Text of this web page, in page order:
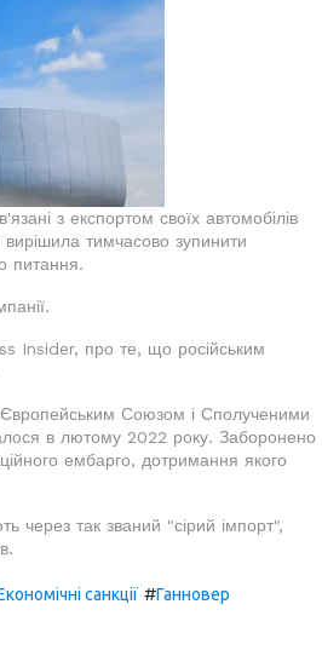
з експортом своїх автомобілів
вирішила тимчасово зупинити
питання.
Insider, про те, що російським
Союзом і Сполученими
в лютому 2022 року. Заборонено
ембарго, дотримання якого
через так званий "сірий імпорт",
санкції #Ганновер